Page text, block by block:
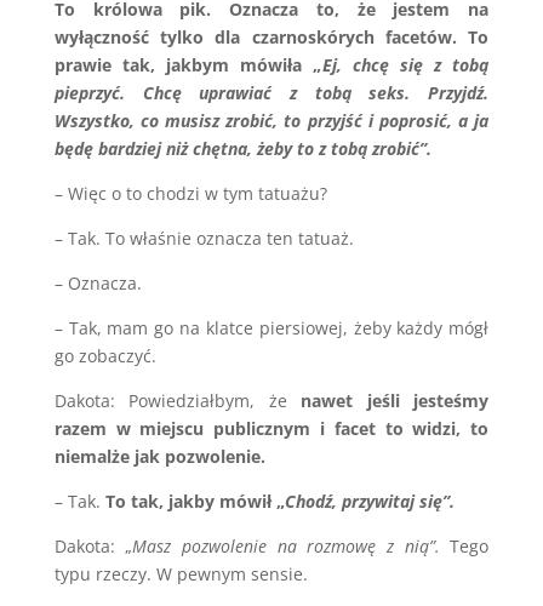
To królowa pik. Oznacza to, że jestem na
wyłączność tylko dla czarnoskórych facetów. To
prawie tak, jakbym mówiła „Ej, chcę się z tobą
pieprzyć. Chcę uprawiać z tobą seks. Przyjdź.
Wszystko, co musisz zrobić, to przyjść i poprosić, a ja
będę bardziej niż chętna, żeby to z tobą zrobić”.
– Więc o to chodzi w tym tatuażu?
– Tak. To właśnie oznacza ten tatuaż.
– Oznacza.
– Tak, mam go na klatce piersiowej, żeby każdy mógł
go zobaczyć.
Dakota: Powiedziałbym, że nawet jeśli jesteśmy
razem w miejscu publicznym i facet to widzi, to
niemalże jak pozwolenie.
– Tak. To tak, jakby mówił „Chodź, przywitaj się”.
Dakota: „Masz pozwolenie na rozmowę z nią”. Tego
typu rzeczy. W pewnym sensie.